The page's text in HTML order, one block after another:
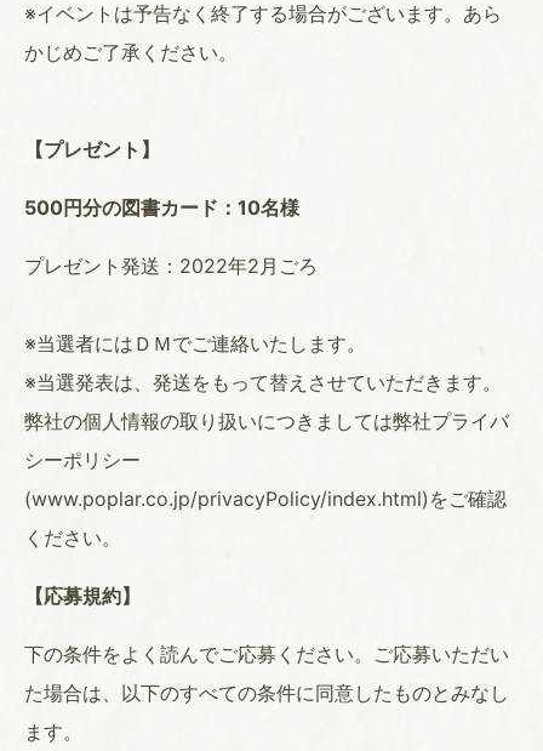
※イベントは予告なく終了する場合がございます。あら
かじめご了承ください。
【プレゼント】
500円分の図書カード：10名様
プレゼント発送：2022年2月ごろ
※当選者にはＤＭでご連絡いたします。
※当選発表は、発送をもって替えさせていただきます。
弊社の個人情報の取り扱いにつきましては弊社プライバ
シーポリシー
(www.poplar.co.jp/privacyPolicy/index.html)をご確認
ください。
【応募規約】
下の条件をよく読んでご応募ください。ご応募いただい
た場合は、以下のすべての条件に同意したものとみなし
ます。